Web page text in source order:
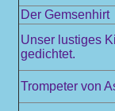
Der Gemsenhirt
Unser lustiges
gedichtet.
Trompeter von